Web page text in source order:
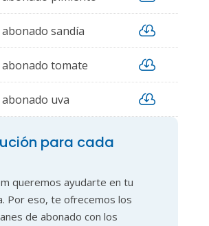
abonado sandía 
abonado tomate 
uva 
para cada
queremos ayudarte en tu
Por eso, te ofrecemos los
de abonado con los